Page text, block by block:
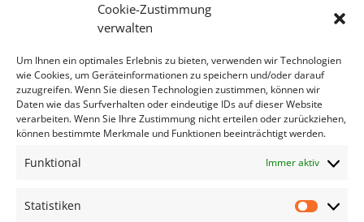
Cookie-Zustimmung
verwalten
Um Ihnen ein optimales Erlebnis zu bieten, verwenden wir Technologien
wie Cookies, um Geräteinformationen zu speichern und/oder darauf
zuzugreifen. Wenn Sie diesen Technologien zustimmen, können wir
Daten wie das Surfverhalten oder eindeutige IDs auf dieser Website
verarbeiten. Wenn Sie Ihre Zustimmung nicht erteilen oder zurückziehen,
können bestimmte Merkmale und Funktionen beeinträchtigt werden.
Funktional Immer aktiv
Statistiken
Bitte geben Sie Ihre E-Mail Adresse ein.
*